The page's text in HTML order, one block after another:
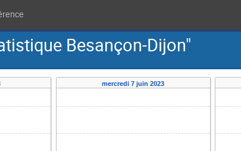
Besançon-Dijon"
mercredi 7 juin 2023